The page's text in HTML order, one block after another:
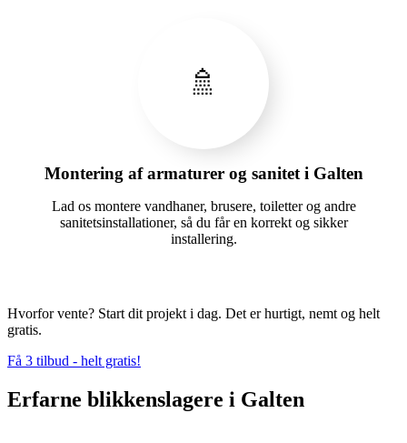
🚿
Montering af armaturer og sanitet i Galten
Lad os montere vandhaner, brusere, toiletter og andre
sanitetsinstallationer, så du får en korrekt og sikker
installering.
Hvorfor vente? Start dit projekt i dag. Det er hurtigt, nemt og helt
gratis.
Få 3 tilbud - helt gratis!
Erfarne blikkenslagere i Galten